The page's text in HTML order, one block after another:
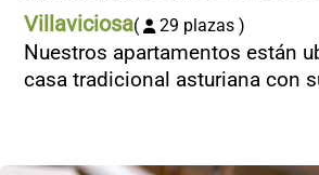
Villaviciosa( 29 plazas )
Nuestros apartamentos están
casa tradicional asturiana con